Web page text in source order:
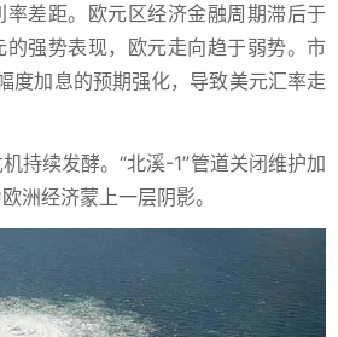
差距。欧元区经济金融周期滞后于
的强势表现，欧元走向趋于弱势。市
度加息的预期强化，导致美元汇率走
持续发酵。“北溪-1”管道关闭维护加
洲经济蒙上一层阴影。